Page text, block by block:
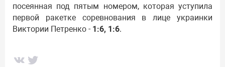
посеянная под пятым номером, которая уступила
первой ракетке соревнования в лице украинки
Виктории Петренко - 1:6, 1:6.